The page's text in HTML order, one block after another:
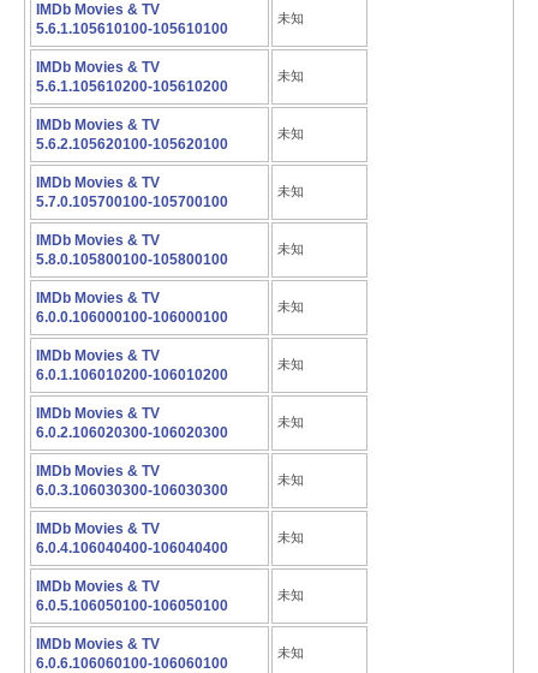
IMDb Movies & TV
5.6.1.105610100-105610100
未知
IMDb Movies & TV
5.6.1.105610200-105610200
未知
IMDb Movies & TV
5.6.2.105620100-105620100
未知
IMDb Movies & TV
5.7.0.105700100-105700100
未知
IMDb Movies & TV
5.8.0.105800100-105800100
未知
IMDb Movies & TV
6.0.0.106000100-106000100
未知
IMDb Movies & TV
6.0.1.106010200-106010200
未知
IMDb Movies & TV
6.0.2.106020300-106020300
未知
IMDb Movies & TV
6.0.3.106030300-106030300
未知
IMDb Movies & TV
6.0.4.106040400-106040400
未知
IMDb Movies & TV
6.0.5.106050100-106050100
未知
IMDb Movies & TV
6.0.6.106060100-106060100
未知